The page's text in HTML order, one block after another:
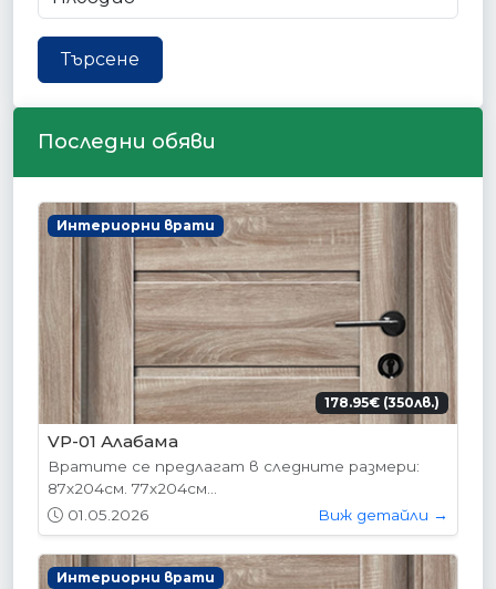
Търсене
Последни обяви
Интериорни врати
178.95€ (350лв.)
VP-01 Алабама
Вратите се предлагат в следните размери:
87х204см. 77х204см...
01.05.2026
Виж детайли →
Интериорни врати